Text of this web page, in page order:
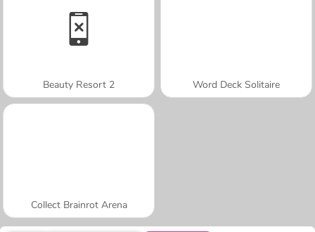
Beauty Resort 2 Word Deck Solitaire
Collect Brainrot Arena